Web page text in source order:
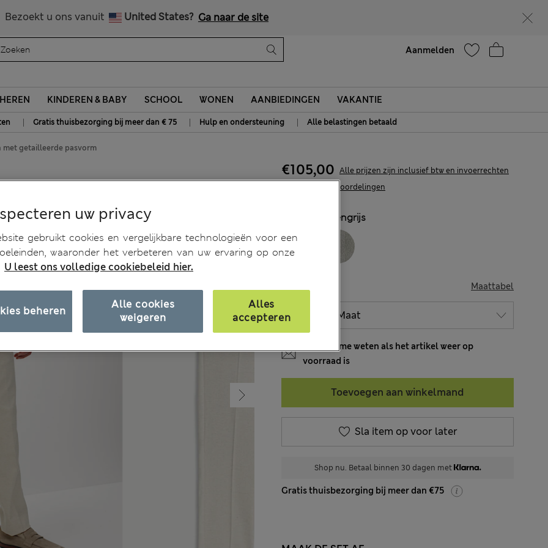
Bezoekt u ons vanuit United States? Ga naar de site
Aanmelden
HEREN KINDEREN & BABY SCHOOL WONEN AANBIEDINGEN VAKANTIE
| Gratis thuisbezorging bij meer dan € 75 | Hulp en ondersteuning | Alle belastingen betaald
getailleerde pasvorm
getailleerde pasvorm 18 Beoordelingen
€105,00 Alle prijzen zijn inclusief btw en invoerrechten
Steengrijs
Maattabel
Laat het me weten als het artikel weer op
voorraad is
Toevoegen aan winkelmand
Sla item op voor later
Shop nu. Betaal binnen 30 dagen met
Gratis thuisbezorging bij meer dan €75
uw privacy
gebruikt cookies en vergelijkbare technologieën voor een
waaronder het verbeteren van uw ervaring op onze
U leest ons volledige cookiebeleid hier.
Alle cookies
weigeren
Alles
accepteren
beheren